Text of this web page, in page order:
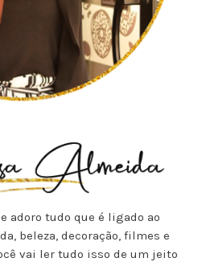
adoro tudo que é ligado ao
beleza, decoração, filmes e
vai ler tudo isso de um jeito